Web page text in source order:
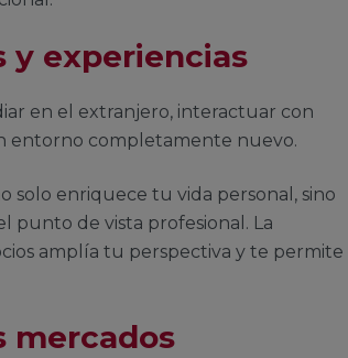
y experiencias
en el extranjero, interactuar con
entorno completamente nuevo.
solo enriquece tu vida personal, sino
punto de vista profesional. La
amplía tu perspectiva y te permite
mercados